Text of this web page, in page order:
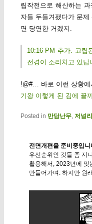
립작전으로 해산하는
자들 두들겨팼다가 문
면 당연한 거겠지.
10:16 PM 추가. 고립
전경이 소리치고 있답
!@#… 바로 이런 상황에
기왕 이렇게 된 김에 끝
Posted in 만담난무, 저널
전면개편을 준비중입니
우선순위인 것들 좀 지
활용해서, 2023년에 맞
만들어가며. 하지만 원